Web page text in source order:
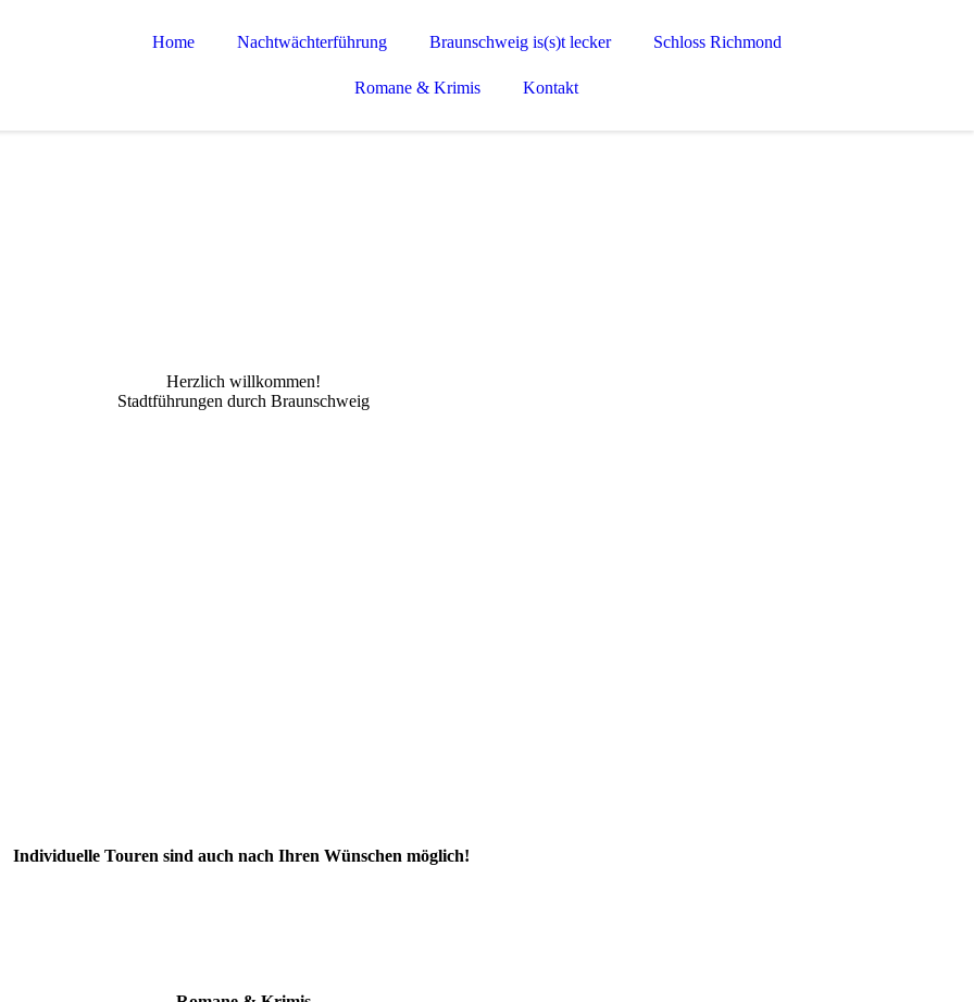
Home Nachtwächterführung Braunschweig is(s)t lecker Schloss Richmond
Romane & Krimis Kontakt
Herzlich willkommen!
Stadtführungen durch Braunschweig
Individuelle Touren sind auch nach Ihren Wünschen möglich!